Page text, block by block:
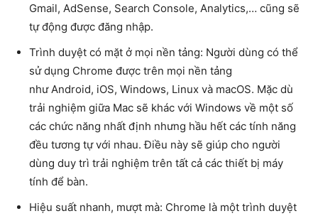
Gmail, AdSense, Search Console, Analytics,… cũng sẽ
tự động được đăng nhập.
Trình duyệt có mặt ở mọi nền tảng: Người dùng có thể
sử dụng Chrome được trên mọi nền tảng
như Android, iOS, Windows, Linux và macOS. Mặc dù
trải nghiệm giữa Mac sẽ khác với Windows về một số
các chức năng nhất định nhưng hầu hết các tính năng
đều tương tự với nhau. Điều này sẽ giúp cho người
dùng duy trì trải nghiệm trên tất cả các thiết bị máy
tính để bàn.
Hiệu suất nhanh, mượt mà: Chrome là một trình duyệt